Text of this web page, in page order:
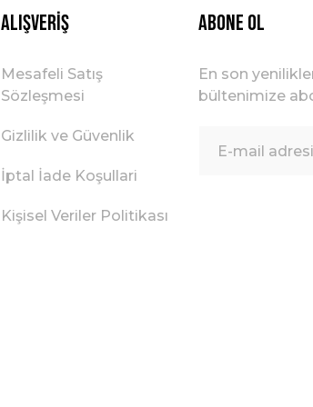
Alışveriş
Mesafeli Satış
Sözleşmesi
Gizlilik ve Güvenlik
İptal İade Koşullari
Kişisel Veriler Politikası
ABONE OL
En son
bültenimize